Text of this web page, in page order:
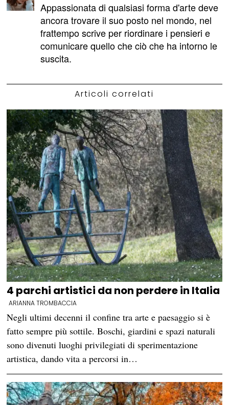
Appassionata di qualsiasi forma d'arte deve
ancora trovare il suo posto nel mondo, nel
frattempo scrive per riordinare i pensieri e
comunicare quello che ciò che ha intorno le
suscita.
Articoli correlati
4 parchi artistici da non perdere in Italia
ARIANNA TROMBACCIA
Negli ultimi decenni il confine tra arte e paesaggio si è
fatto sempre più sottile. Boschi, giardini e spazi naturali
sono divenuti luoghi privilegiati di sperimentazione
artistica, dando vita a percorsi in…